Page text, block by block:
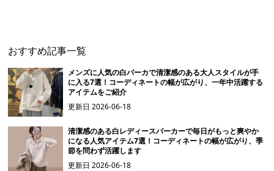
おすすめ記事一覧
メンズに人気の白パーカで清潔感のある大人スタイルが手
に入る7選！コーディネートの幅が広がり、一年中活躍する
アイテムをご紹介
更新日2026-06-18
清潔感のある白レディースパーカーで毎日がもっと爽やか
になる人気アイテム7選！コーディネートの幅が広がり、季
節を問わず活躍します
更新日2026-06-18